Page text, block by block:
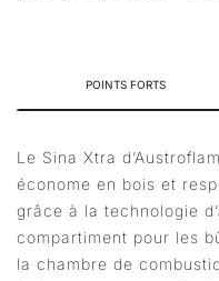
POINTS FORTS
Le Sina Xtra
économe en bois et
grâce à la technologie
compartiment pour les
la chambre de